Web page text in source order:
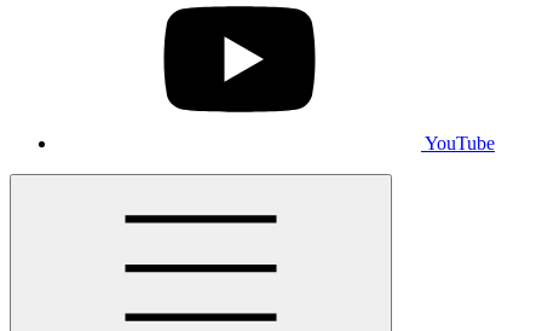
YouTube